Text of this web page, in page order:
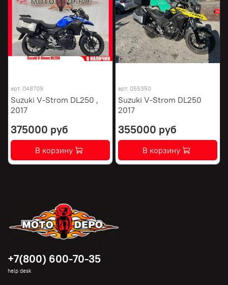
арт. 048709
Suzuki V-Strom DL250 ,
2017
375000 руб
В корзину
арт. 055350
Suzuki V-Strom DL250
2017
355000 руб
В корзину
+7(800) 600-70-35
help desk